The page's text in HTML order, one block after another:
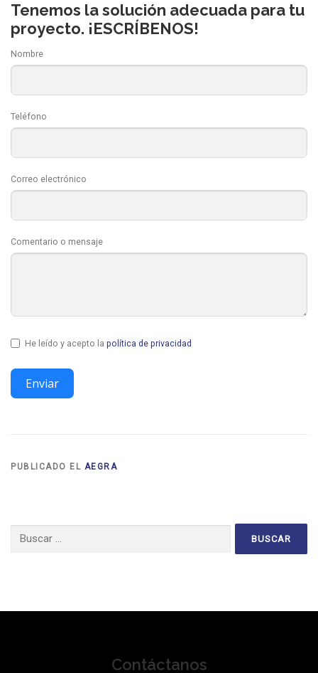
Tenemos la solución adecuada para tu
proyecto. ¡ESCRÍBENOS!
Nombre
Teléfono
Correo electrónico
Comentario o mensaje
He leído y acepto la política de privacidad
Enviar
PUBLICADO EL AEGRA
Contáctanos